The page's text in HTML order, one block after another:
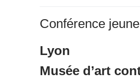
Conférence
Lyon
Musée d’art